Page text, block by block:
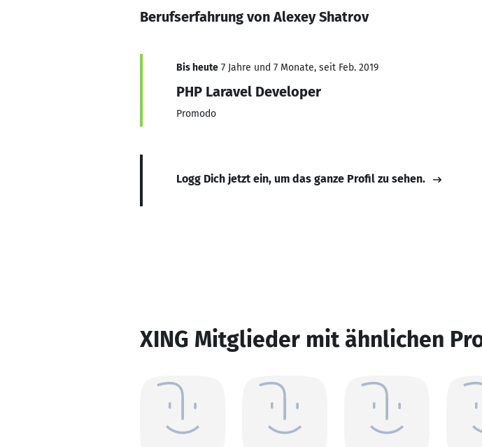
Berufserfahrung von Alexey Shatrov
Bis heute 7 Jahre und 7 Monate, seit Feb. 2019
PHP Laravel Developer
Promodo
Logg Dich jetzt ein, um das ganze Profil zu sehen.
XING Mitglieder mit ähnlichen